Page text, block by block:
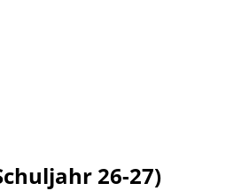
26-27)